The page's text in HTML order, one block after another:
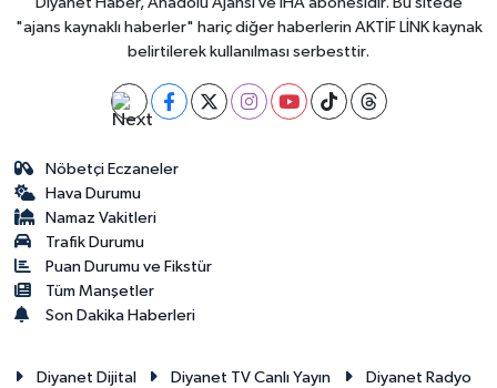
"ajans kaynaklı haberler" hariç diğer haberlerin AKTİF LİNK kaynak
belirtilerek kullanılması serbesttir.
Nöbetçi Eczaneler
Hava Durumu
Namaz Vakitleri
Trafik Durumu
Puan Durumu ve Fikstür
Tüm Manşetler
Son Dakika Haberleri
Diyanet Dijital Diyanet TV Canlı Yayın
Diyanet Radyo
Çankırı Müftülüğü
Çorum Müftülüğü
Diyarbakır Müftülüğü
Düzce Müftülüğü
Edirne Müftülüğü
Bilim, Teknoloji
Biyografiler
İhtida Haberleri
YAŞAM